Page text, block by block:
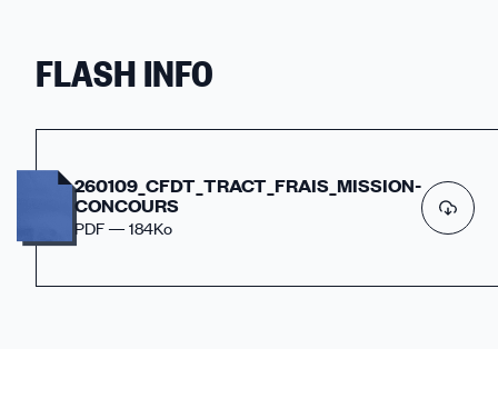
Linkedin
Facebook
Threads
Bluesky
FLASH INFO
260109_CFDT_TRACT_FRAIS_MISSION-
CONCOURS
PDF — 184Ko